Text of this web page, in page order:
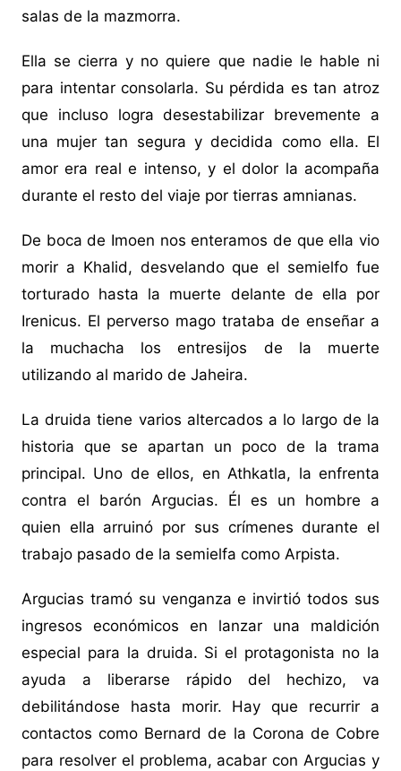
salas de la mazmorra.
Ella se cierra y no quiere que nadie le hable ni
para intentar consolarla. Su pérdida es tan atroz
que incluso logra desestabilizar brevemente a
una mujer tan segura y decidida como ella. El
amor era real e intenso, y el dolor la acompaña
durante el resto del viaje por tierras amnianas.
De boca de Imoen nos enteramos de que ella vio
morir a Khalid, desvelando que el semielfo fue
torturado hasta la muerte delante de ella por
Irenicus. El perverso mago trataba de enseñar a
la muchacha los entresijos de la muerte
utilizando al marido de Jaheira.
La druida tiene varios altercados a lo largo de la
historia que se apartan un poco de la trama
principal. Uno de ellos, en Athkatla, la enfrenta
contra el barón Argucias. Él es un hombre a
quien ella arruinó por sus crímenes durante el
trabajo pasado de la semielfa como Arpista.
Argucias tramó su venganza e invirtió todos sus
ingresos económicos en lanzar una maldición
especial para la druida. Si el protagonista no la
ayuda a liberarse rápido del hechizo, va
debilitándose hasta morir. Hay que recurrir a
contactos como Bernard de la Corona de Cobre
para resolver el problema, acabar con Argucias y